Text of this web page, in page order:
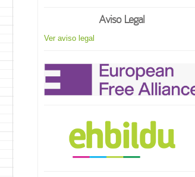
Aviso Legal
Ver aviso legal